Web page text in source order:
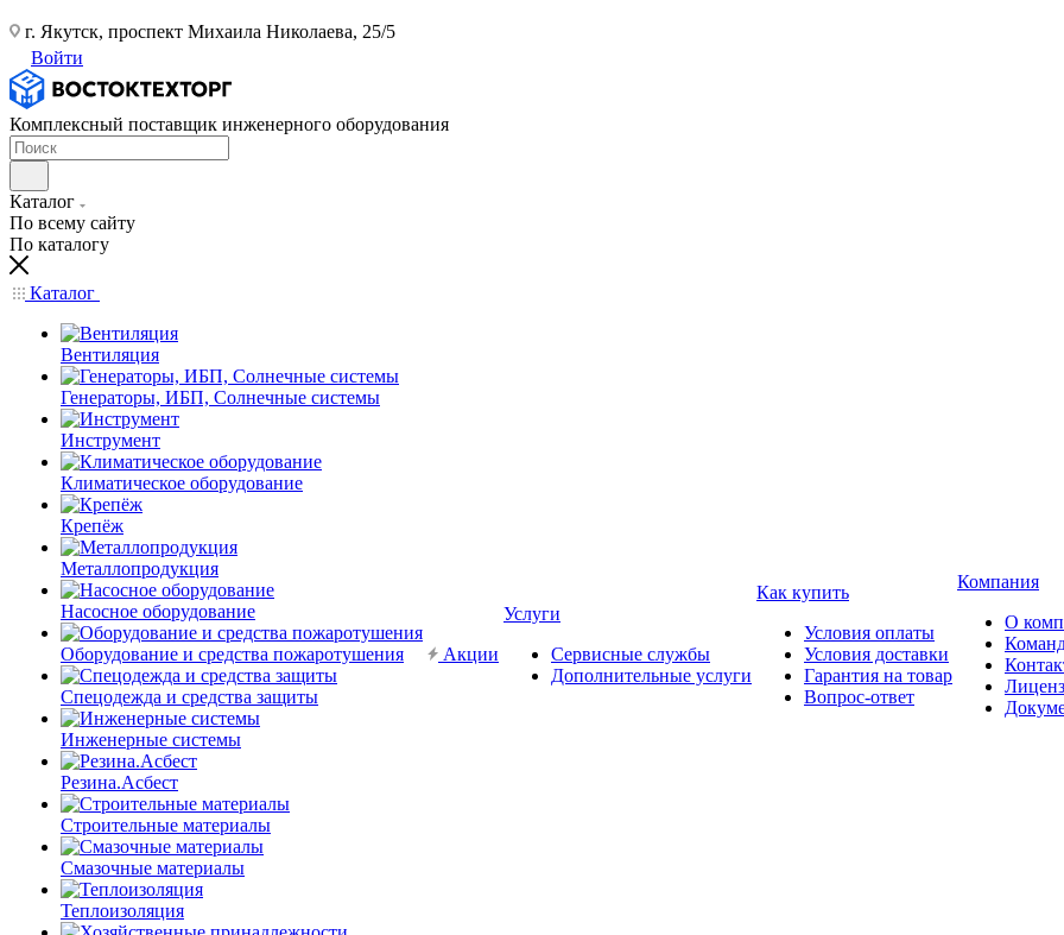
г. Якутск, проспект Михаила Николаева, 25/5
Войти
Комплексный поставщик инженерного оборудования
Каталог
По всему сайту
По каталогу
Каталог
Вентиляция
Генераторы, ИБП, Солнечные системы
Инструмент
Климатическое оборудование
Крепёж
Металлопродукция
Насосное оборудование
Оборудование и средства пожаротушения
Спецодежда и средства защиты
Инженерные системы
Резина.Асбест
Строительные материалы
Смазочные материалы
Теплоизоляция
Акции
Услуги
Сервисные службы
Дополнительные услуги
Как купить
Условия оплаты
Условия доставки
Гарантия на товар
Вопрос-ответ
Компания
О